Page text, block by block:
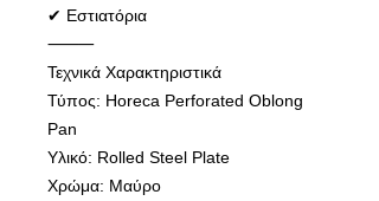
✔ Εστιατόρια
⸻
Τεχνικά Χαρακτηριστικά
Τύπος: Horeca Perforated Oblong
Pan
Υλικό: Rolled Steel Plate
Χρώμα: Μαύρο